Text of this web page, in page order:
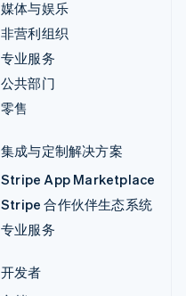
媒体与娱乐
非营利组织
专业服务
公共部门
零售
集成与定制解决方案
Stripe App Marketplace
Stripe 合作伙伴生态系统
专业服务
开发者